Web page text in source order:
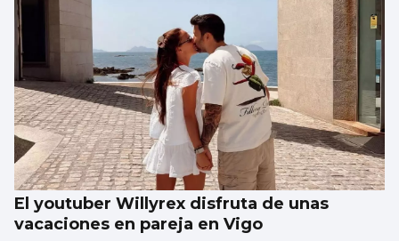
Se agrava la situación en Ceuta para
reubicar a los menores inmigrantes
El youtuber Willyrex disfruta de unas
vacaciones en pareja en Vigo